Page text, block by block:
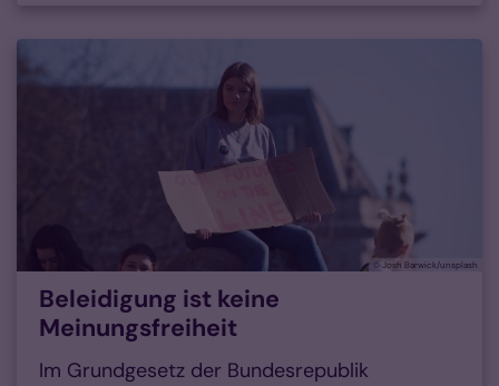
© Josh Barwick/unsplash
Beleidigung ist keine
Meinungsfreiheit
Im Grundgesetz der Bundesrepublik